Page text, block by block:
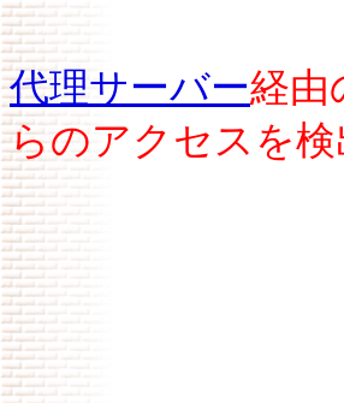
代理サーバー経由
らのアクセスを